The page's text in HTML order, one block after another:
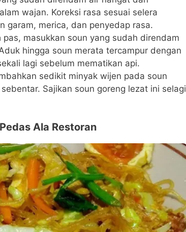
wajan. Koreksi rasa sesuai selera
garam, merica, dan penyedap rasa.
masukkan soun yang sudah direndam
hingga soun merata tercampur dengan
lagi sebelum mematikan api.
sedikit minyak wijen pada soun
Sajikan soun goreng lezat ini selagi
Ala Restoran